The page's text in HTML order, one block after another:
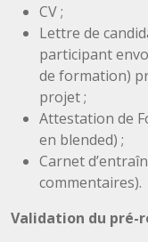
CV ;
Lettre de
participant
de formation)
projet ;
Attestation de
en blended) ;
Carnet
commentaires).
Validation du pré-